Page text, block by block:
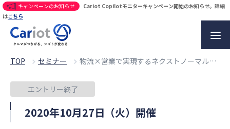
キャンペーンのお知らせ
Cariot Copilotモニターキャンペーン開始のお知らせ。詳細
はこちら
TOP セミナー 物流×営業で実現するネクストノーマル時代のDXとは 〜動態管理×営業管理で物流業務の効率化を図る〜
2020年10月27日（火）開催
エントリー終了